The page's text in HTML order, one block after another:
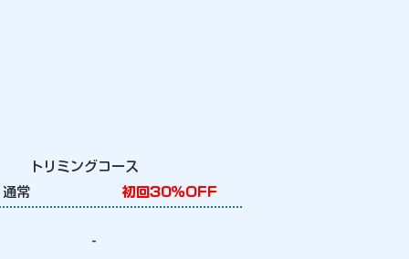
トリミングコース
通常
初回30％OFF
-